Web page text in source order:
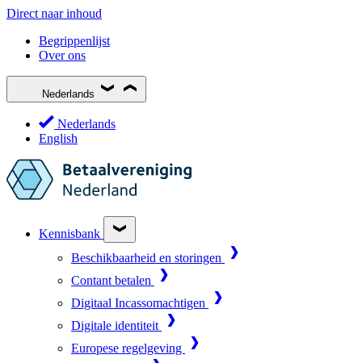
Direct naar inhoud
Begrippenlijst
Over ons
Nederlands
Nederlands
English
Kennisbank
Beschikbaarheid en storingen
Contant betalen
Digitaal Incassomachtigen
Digitale identiteit
Europese regelgeving